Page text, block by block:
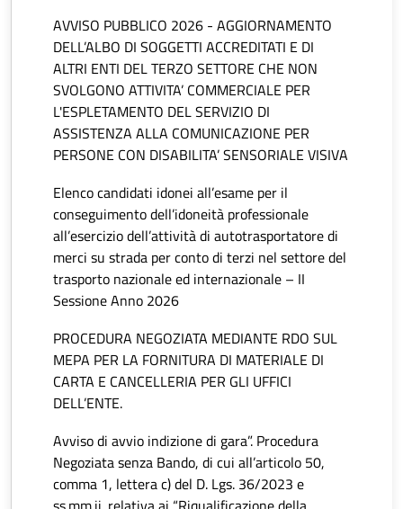
AVVISO PUBBLICO 2026 - AGGIORNAMENTO
DELL’ALBO DI SOGGETTI ACCREDITATI E DI
ALTRI ENTI DEL TERZO SETTORE CHE NON
SVOLGONO ATTIVITA’ COMMERCIALE PER
L'ESPLETAMENTO DEL SERVIZIO DI
ASSISTENZA ALLA COMUNICAZIONE PER
PERSONE CON DISABILITA’ SENSORIALE VISIVA
Elenco candidati idonei all’esame per il
conseguimento dell’idoneità professionale
all’esercizio dell’attività di autotrasportatore di
merci su strada per conto di terzi nel settore del
trasporto nazionale ed internazionale – II
Sessione Anno 2026
PROCEDURA NEGOZIATA MEDIANTE RDO SUL
MEPA PER LA FORNITURA DI MATERIALE DI
CARTA E CANCELLERIA PER GLI UFFICI
DELL’ENTE.
Avviso di avvio indizione di gara”. Procedura
Negoziata senza Bando, di cui all’articolo 50,
comma 1, lettera c) del D. Lgs. 36/2023 e